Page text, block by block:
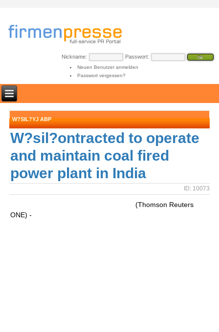
Nickname: Passwort:
Neuen Benutzer anmelden
Passwort vergessen?
W?SIL?YJ ABP
W?sil?ontracted to operate
and maintain coal fired
power plant in India
ID: 10073
(Thomson Reuters
ONE) -